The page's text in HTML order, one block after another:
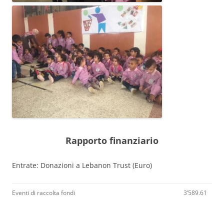
Rapporto finanziario
Entrate: Donazioni a Lebanon Trust (Euro)
Eventi di raccolta fondi 3’589.61